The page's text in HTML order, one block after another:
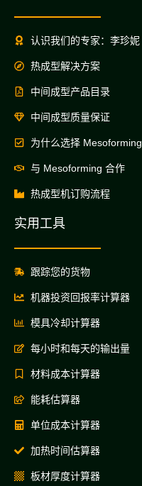
认识我们的专家：李珍妮
热成型解决方案
中间成型产品目录
中间成型质量保证
为什么选择 Mesoforming
与 Mesoforming 合作
热成型机订购流程
实用工具
跟踪您的货物
机器投资回报率计算器
模具冷却计算器
每小时和每天的输出量
材料成本计算器
能耗估算器
单位成本计算器
加热时间估算器
板材厚度计算器